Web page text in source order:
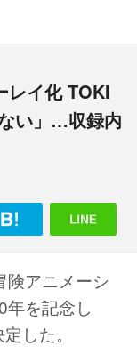
レイ化 TOKI
い」…収録内
アニメーシ
年を記念し
した。